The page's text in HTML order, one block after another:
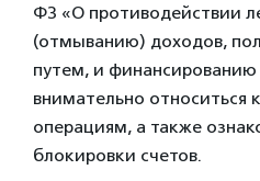
ФЗ «О противодействии
(отмыванию) доходов,
путем, и
внимательно
операциям, а также
блокировки счетов.